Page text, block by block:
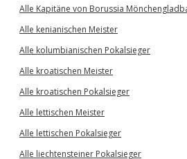
Alle Kapitäne von Borussia
Alle kenianischen Meister
Alle kolumbianischen Pokalsieger
Alle kroatischen Meister
Alle kroatischen Pokalsieger
Alle lettischen Meister
Alle lettischen Pokalsieger
Alle liechtensteiner Pokalsieger